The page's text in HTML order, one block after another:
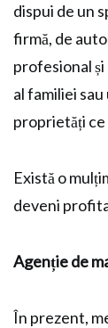
dispui de un
firmă, de
profesional și
al familiei
proprietăți
Există o
deveni
Agenție de
În prezent,